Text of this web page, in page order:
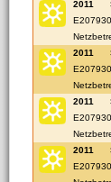
2011
2011
2011
2011